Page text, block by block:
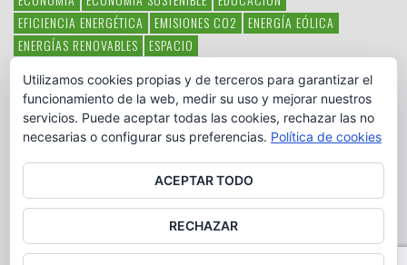
EFICIENCIA ENERGÉTICA
EMISIONES CO2
ENERGÍA EÓLICA
ENERGÍAS RENOVABLES
ESPACIO
HAMBRE LATINOAMÉRICA MEDIO AMBIENTE
MÉXICO
OBJETIVOS DEL MILENIO
ONGS PAZ POBREZA POESÍA
POLITICA
PUEBLOS INDÍGENAS RSC RSE
SOBERANÍA ALIMENTARIA
SOLIDARIDAD SOSTENIBILIDAD TECNOLOGÍA VERTIDO PETROLEO
Utilizamos cookies propias y de terceros para garantizar el
funcionamiento de la web, medir su uso y mejorar nuestros
servicios. Puede aceptar todas las cookies, rechazar las no
necesarias o configurar sus preferencias. Política de cookies
ACEPTAR TODO
RECHAZAR